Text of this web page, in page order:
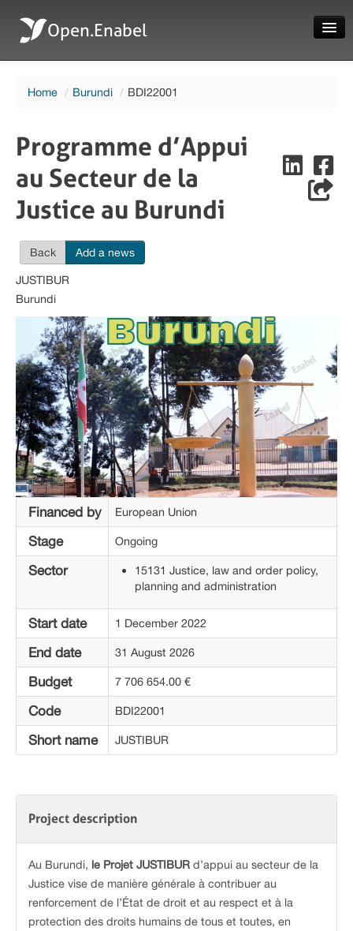
Open.Enabel
Projects
Evaluations
Language
Login
Home / Burundi / BDI22001
Programme d’Appui
au Secteur de la
Justice au Burundi
Back Add a news
JUSTIBUR
Burundi
Financed by European Union
Stage Ongoing
Sector
15131 Justice, law and order policy,
planning and administration
Start date 1 December 2022
End date 31 August 2026
Budget 7 706 654.00 €
Code BDI22001
Short name JUSTIBUR
Project description
Au Burundi, le Projet JUSTIBUR d’appui au secteur de la
Justice vise de manière générale à contribuer au
renforcement de l’État de droit et au respect et à la
protection des droits humains de tous et toutes, en